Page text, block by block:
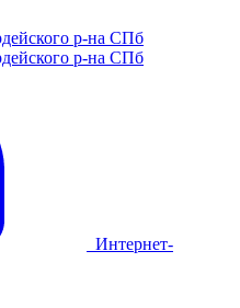
Интернет-